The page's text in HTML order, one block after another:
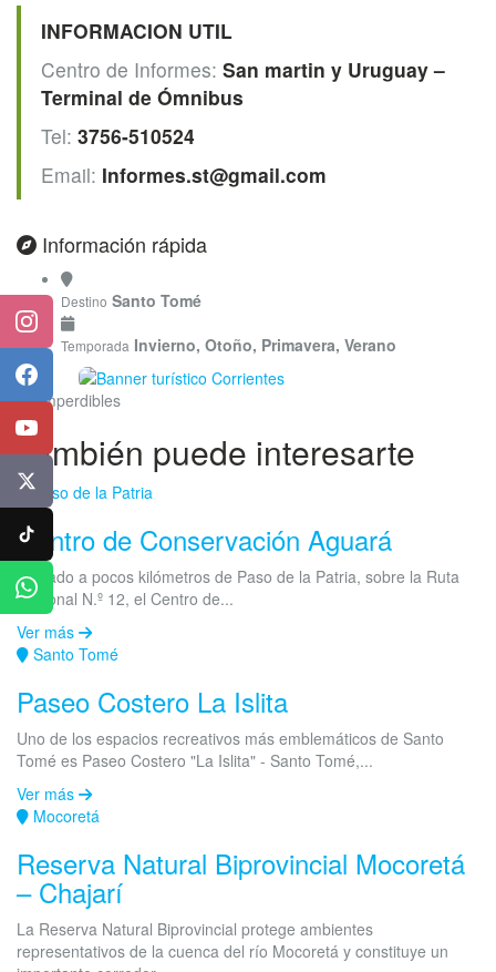
Instagram
Facebook
TikTok
WhatsApp
INFORMACION UTIL
Centro de Informes: San martin y Uruguay –
Terminal de Ómnibus
Tel: 3756-510524
Email: Informes.st@gmail.com
Información rápida
Destino Santo Tomé
Temporada Invierno, Otoño, Primavera, Verano
Imperdibles
También puede interesarte
Paso de la Patria
Centro de Conservación Aguará
Ubicado a pocos kilómetros de Paso de la Patria, sobre la Ruta
Nacional N.º 12, el Centro de...
Ver más
Santo Tomé
Paseo Costero La Islita
Uno de los espacios recreativos más emblemáticos de Santo
Tomé es Paseo Costero "La Islita" - Santo Tomé,...
Ver más
Mocoretá
Reserva Natural Biprovincial Mocoretá
– Chajarí
La Reserva Natural Biprovincial protege ambientes
representativos de la cuenca del río Mocoretá y constituye un